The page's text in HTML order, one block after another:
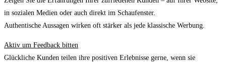
in sozialen Medien oder auch direkt im Schaufenster.
Authentische Aussagen wirken oft stärker als jede klassische Werbung.
Aktiv um Feedback bitten
Glückliche Kunden teilen ihre positiven Erlebnisse gerne, wenn sie